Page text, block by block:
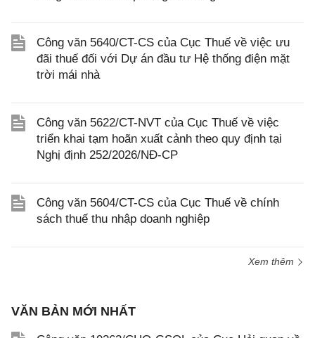
Công văn 5640/CT-CS của Cục Thuế về việc ưu
đãi thuế đối với Dự án đầu tư Hệ thống điện mặt
trời mái nhà
Công văn 5622/CT-NVT của Cục Thuế về việc
triển khai tạm hoãn xuất cảnh theo quy định tại
Nghị định 252/2026/NĐ-CP
Công văn 5604/CT-CS của Cục Thuế về chính
sách thuế thu nhập doanh nghiệp
Xem thêm
VĂN BẢN MỚI NHẤT